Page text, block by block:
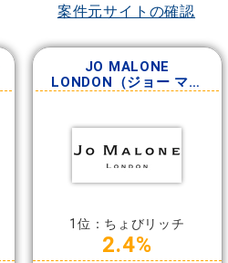
案件元サイトの確認
JO MALONE
LONDON（ジョー マロ
1位：ちょびリッチ
2.4%